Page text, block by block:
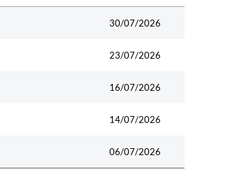
30/07/2026
23/07/2026
16/07/2026
14/07/2026
06/07/2026